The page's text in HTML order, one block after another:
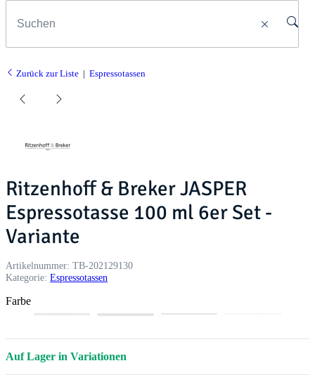
Zurück zur Liste Espressotassen
Ritzenhoff & Breker JASPER
Espressotasse 100 ml 6er Set -
Variante
Artikelnummer: TB-202129130
Kategorie: Espressotassen
Farbe
t
t
p
r
n
Auf Lager in Variationen